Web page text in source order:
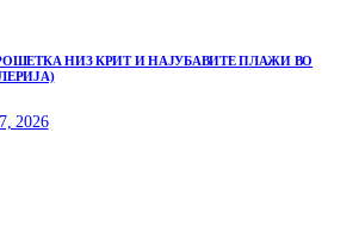
НИЗ КРИТ И НАЈУБАВИТЕ ПЛАЖИ ВО
2026